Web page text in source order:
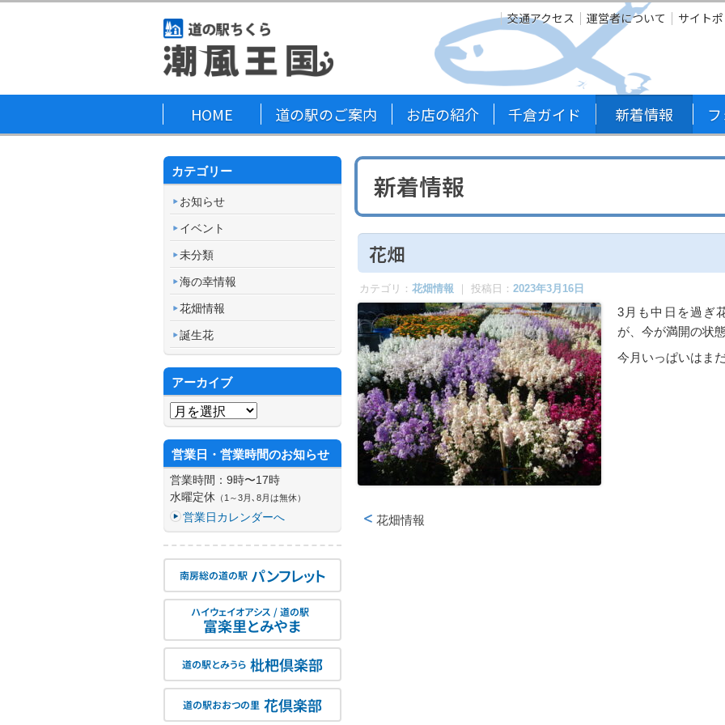
交通アクセス 運営者について サイト
HOME 道の駅のご案内 お店の紹介 千倉ガイド 新着情報
新着情報
花畑
カテゴリ： 花畑情報 ｜ 投稿日： 2023年3月16日
3月も中日を過ぎ
が、今が満開の状
今月いっぱいはま
花畑情報
カテゴリー
お知らせ
イベント
未分類
海の幸情報
花畑情報
誕生花
アーカイブ
アーカイブ
営業日・営業時間のお知らせ
営業時間：9時〜17時
水曜定休 （1～3月､8月は無休）
営業日カレンダーへ
南房総の道の駅 パンフレット
ハイウェイオアシス / 道の駅
富楽里とみやま
道の駅とみうら 枇杷倶楽部
道の駅おおつの里 花倶楽部